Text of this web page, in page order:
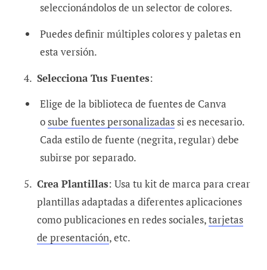
seleccionándolos de un selector de colores.
Puedes definir múltiples colores y paletas en
esta versión.
Selecciona Tus Fuentes:
Elige de la biblioteca de fuentes de Canva
o sube fuentes personalizadas si es necesario.
Cada estilo de fuente (negrita, regular) debe
subirse por separado.
Crea Plantillas: Usa tu kit de marca para crear
plantillas adaptadas a diferentes aplicaciones
como publicaciones en redes sociales,tarjetas
de presentación, etc.